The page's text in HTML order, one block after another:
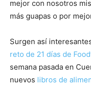
mejor con nosotros
más guapas o por
Surgen así
reto de 21 días de
semana pasada en
nuevos libros de